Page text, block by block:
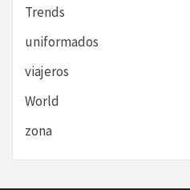
Trends
uniformados
viajeros
World
zona